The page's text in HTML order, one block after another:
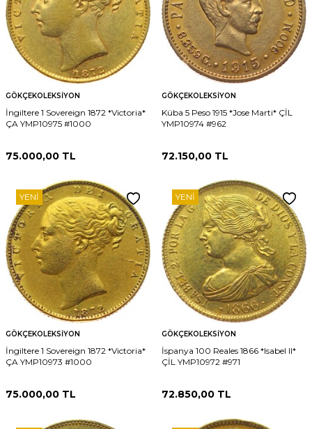
GÖKÇEKOLEKSIYON
İngiltere 1 Sovereign 1872 *Victoria*
ÇA YMP10975 #1000
75.000,00 TL
GÖKÇEKOLEKSIYON
Küba 5 Peso 1915 *Jose Marti* ÇİL
YMP10974 #962
72.150,00 TL
YENI
GÖKÇEKOLEKSIYON
İngiltere 1 Sovereign 1872 *Victoria*
ÇA YMP10973 #1000
75.000,00 TL
YENI
GÖKÇEKOLEKSIYON
İspanya 100 Reales 1866 *Isabel II*
ÇİL YMP10972 #971
72.850,00 TL